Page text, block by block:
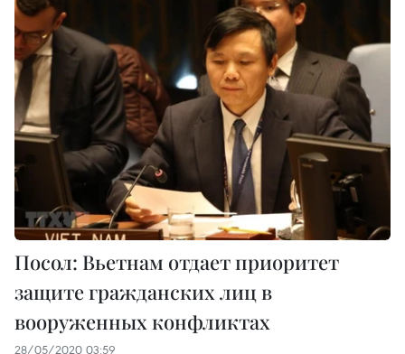
Посол: Вьетнам отдает приоритет
защите гражданских лиц в
вооруженных конфликтах
28/05/2020 03:59